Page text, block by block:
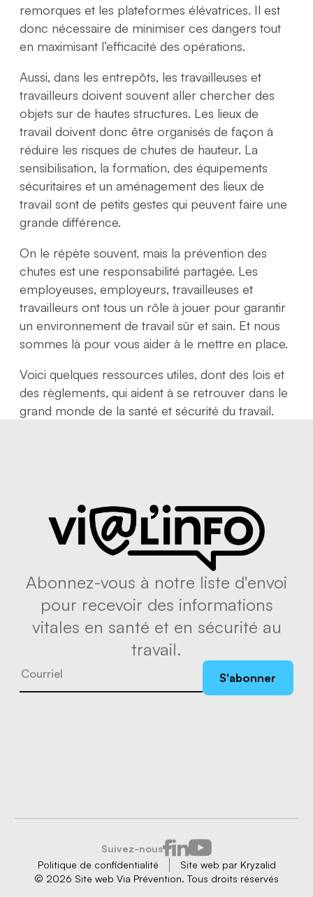
remorques et les plateformes élévatrices. Il est
donc nécessaire de minimiser ces dangers tout
en maximisant l’efficacité des opérations.
Aussi, dans les entrepôts, les travailleuses et
travailleurs doivent souvent aller chercher des
objets sur de hautes structures. Les lieux de
travail doivent donc être organisés de façon à
réduire les risques de chutes de hauteur. La
sensibilisation, la formation, des équipements
sécuritaires et un aménagement des lieux de
travail sont de petits gestes qui peuvent faire une
grande différence.
On le répète souvent, mais la prévention des
chutes est une responsabilité partagée. Les
employeuses, employeurs, travailleuses et
travailleurs ont tous un rôle à jouer pour garantir
un environnement de travail sûr et sain. Et nous
sommes là pour vous aider à le mettre en place.
Voici quelques ressources utiles, dont des lois et
des règlements, qui aident à se retrouver dans le
grand monde de la santé et sécurité du travail.
Abonnez-vous à notre liste d'envoi
pour recevoir des informations
vitales en santé et en sécurité au
travail.
S'abonner
© 2026 Site web Via Prévention. Tous droits réservés
Politique de confidentialité Site web par Kryzalid
Suivez-nous